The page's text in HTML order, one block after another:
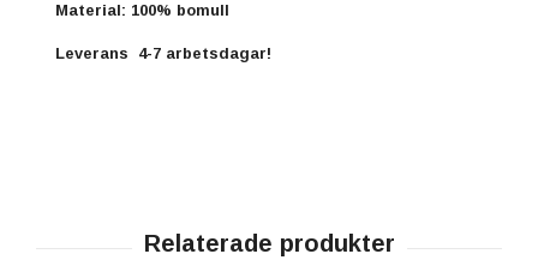
Material: 100% bomull
Leverans 4-7 arbetsdagar!